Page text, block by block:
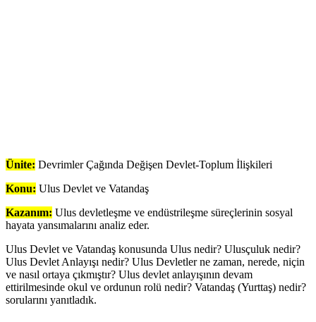
Ünite: Devrimler Çağında Değişen Devlet-Toplum İlişkileri
Konu: Ulus Devlet ve Vatandaş
Kazanım: Ulus devletleşme ve endüstrileşme süreçlerinin sosyal
hayata yansımalarını analiz eder.
Ulus Devlet ve Vatandaş konusunda Ulus nedir? Ulusçuluk nedir?
Ulus Devlet Anlayışı nedir? Ulus Devletler ne zaman, nerede, niçin
ve nasıl ortaya çıkmıştır? Ulus devlet anlayışının devam
ettirilmesinde okul ve ordunun rolü nedir? Vatandaş (Yurttaş) nedir?
sorularını yanıtladık.